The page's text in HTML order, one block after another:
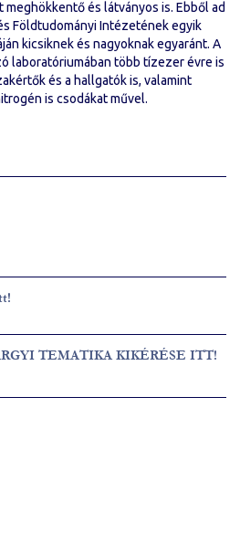
és látványos is. Ebből ad
Földtudományi Intézetének egyik
kicsiknek és nagyoknak egyaránt. A
laboratóriumában több tízezer évre is
és a hallgatók is, valamint
is csodákat művel.
TEMATIKA KIKÉRÉSE ITT!